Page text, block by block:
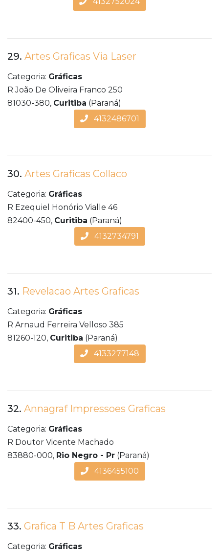
29. Artes Graficas Via Laser
Categoria: Gráficas
R João De Oliveira Franco 250
81030-380, Curitiba (Paraná)
4132486701
30. Artes Graficas Collaco
Categoria: Gráficas
R Ezequiel Honório Vialle 46
82400-450, Curitiba (Paraná)
4132734791
31. Revelacao Artes Graficas
Categoria: Gráficas
R Arnaud Ferreira Velloso 385
81260-120, Curitiba (Paraná)
4133277148
32. Annagraf Impressoes Graficas
Categoria: Gráficas
R Doutor Vicente Machado
83880-000, Rio Negro - Pr (Paraná)
4136455100
33. Grafica T B Artes Graficas
Categoria: Gráficas